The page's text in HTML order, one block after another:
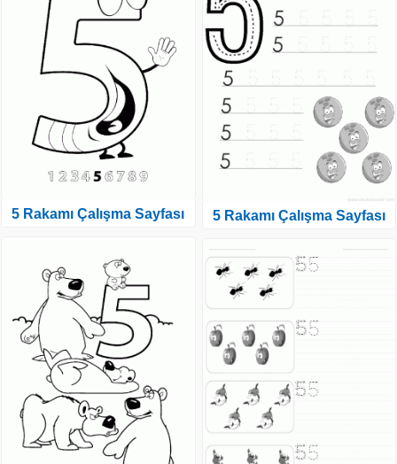
5 Rakamı Çalışma Sayfası 5 Rakamı Çalışma Sayfası